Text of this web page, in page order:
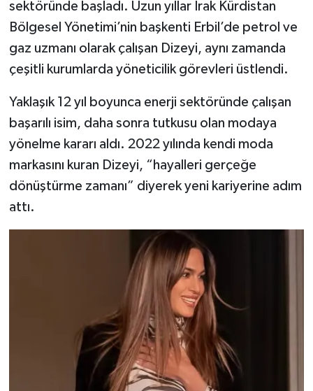
sektöründe başladı. Uzun yıllar Irak Kürdistan
Bölgesel Yönetimi’nin başkenti Erbil’de petrol ve
gaz uzmanı olarak çalışan Dizeyi, aynı zamanda
çeşitli kurumlarda yöneticilik görevleri üstlendi.
Yaklaşık 12 yıl boyunca enerji sektöründe çalışan
başarılı isim, daha sonra tutkusu olan modaya
yönelme kararı aldı. 2022 yılında kendi moda
markasını kuran Dizeyi, “hayalleri gerçeğe
dönüştürme zamanı” diyerek yeni kariyerine adım
attı.